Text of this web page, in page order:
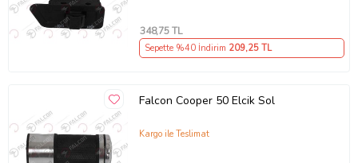
348,75 TL
Sepette %40 İndirim 209,25 TL
Falcon Cooper 50 Elcik Sol
Kargo ile Teslimat